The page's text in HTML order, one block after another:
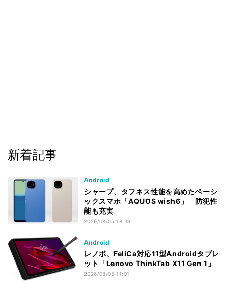
新着記事
Android
シャープ、タフネス性能を高めたベーシ
ックスマホ「AQUOS wish6」 防犯性
能も充実
2026/08/05 18:39
Android
レノボ、FeliCa対応11型Androidタブレ
ット「Lenovo ThinkTab X11 Gen 1」
2026/08/05 11:01